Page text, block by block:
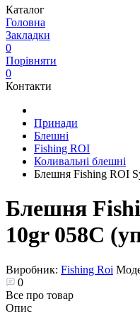
Каталог
Головна
Закладки
0
Порівняти
0
Контакти
Принади
Блешні
Fishing ROI
Коливальні блешні
Блешня Fishing ROI
Блешня
10gr 058C
Виробник: Fishing Roi
0
Все про товар
Опис